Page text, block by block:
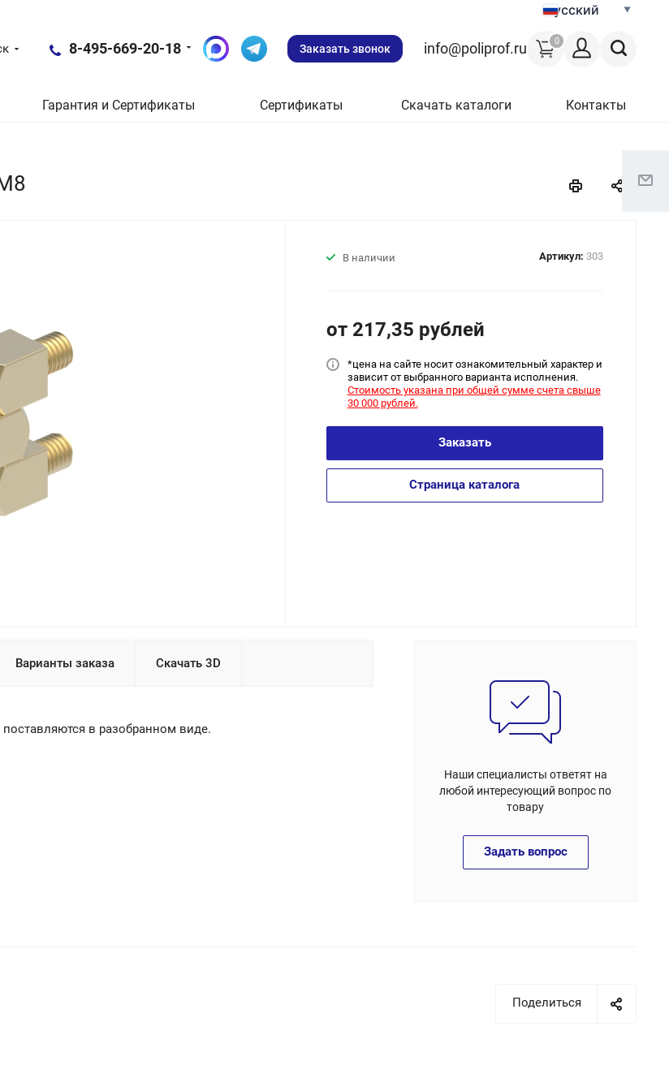
Русский
0
8-495-669-20-18 Заказать звонок info@poliprof.ru
Гарантия и Сертификаты Сертификаты Скачать каталоги Контакты
В наличии Артикул: 303
от 217,35 рублей
*цена на сайте носит ознакомительный характер и
зависит от выбранного варианта исполнения.
Стоимость указана при общей сумме счета свыше
30 000 рублей.
Заказать
Страница каталога
Варианты заказа Скачать 3D
в разобранном виде.
Наши специалисты ответят на
любой интересующий вопрос по
товару
Задать вопрос
Поделиться